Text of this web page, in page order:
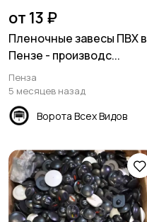
от 13 ₽
Пленочные завесы ПВХ в
Пензе - производс...
Пенза
5 месяцев назад
Ворота Всех Видов